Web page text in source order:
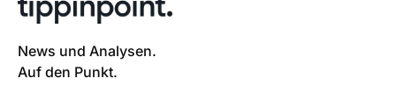
News und Analysen.
Auf den Punkt.